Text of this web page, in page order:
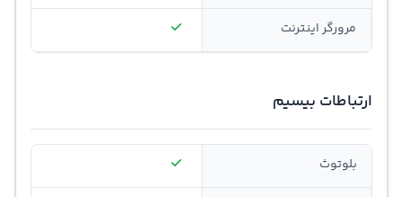
مرورگر اینترنت
ارتباطات بیسیم
بلوتوث